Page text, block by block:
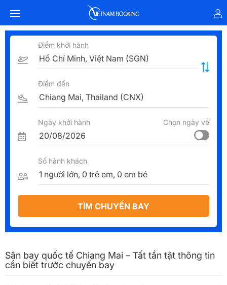
Điểm khởi hành
Điểm đến
Ngày khởi hành Chọn ngày về
Số hành khách
TÌM CHUYẾN BAY
Sân bay quốc tế Chiang Mai – Tất tần tật thông tin
cần biết trước chuyến bay